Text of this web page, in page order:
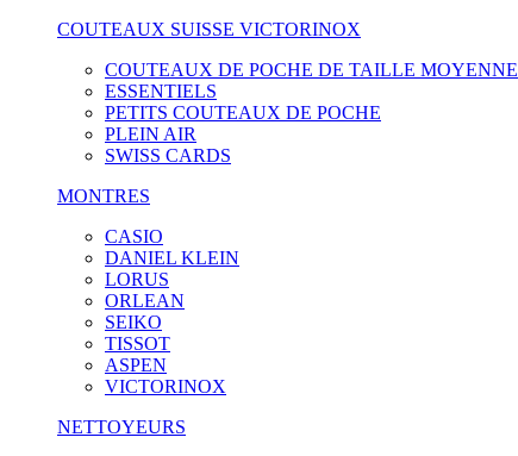
COUTEAUX SUISSE VICTORINOX
COUTEAUX DE POCHE DE TAILLE MOYENNE
ESSENTIELS
PETITS COUTEAUX DE POCHE
PLEIN AIR
SWISS CARDS
MONTRES
CASIO
DANIEL KLEIN
LORUS
ORLEAN
SEIKO
TISSOT
ASPEN
VICTORINOX
NETTOYEURS